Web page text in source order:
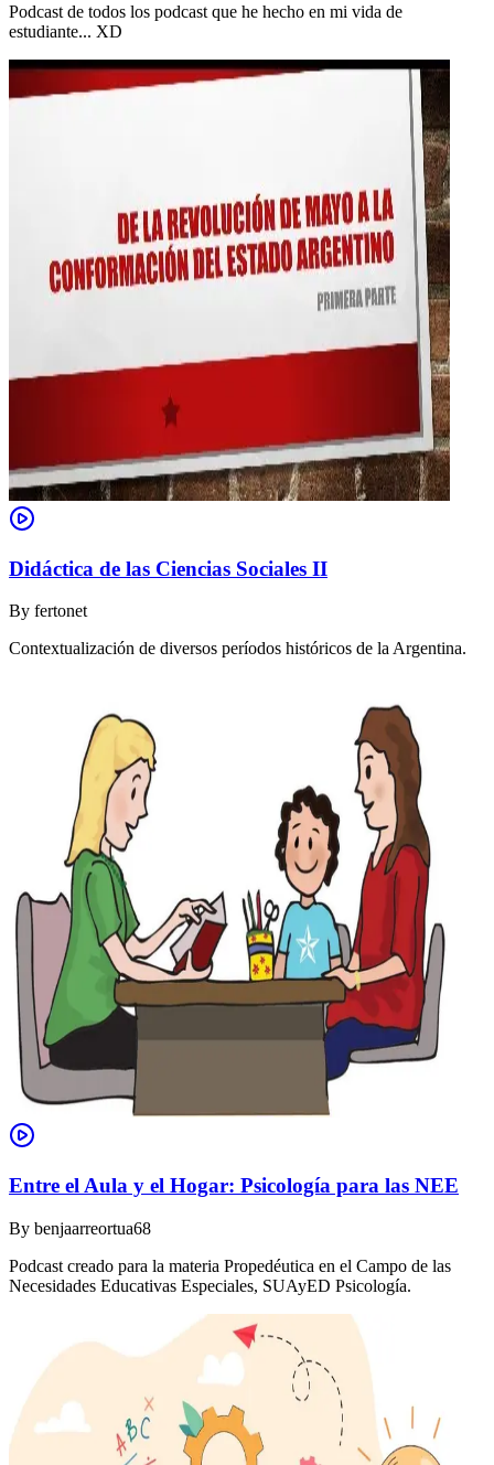
Podcast de todos los podcast que he hecho en mi vida de
estudiante... XD
Didáctica de las Ciencias Sociales II
By fertonet
Contextualización de diversos períodos históricos de la Argentina.
Entre el Aula y el Hogar: Psicología para las NEE
By benjaarreortua68
Podcast creado para la materia Propedéutica en el Campo de las
Necesidades Educativas Especiales, SUAyED Psicología.